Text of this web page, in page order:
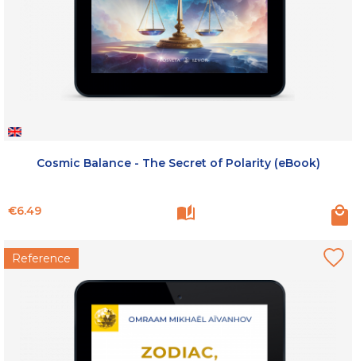
Cosmic Balance - The Secret of Polarity (eBook)
Price
€6.49
Reference